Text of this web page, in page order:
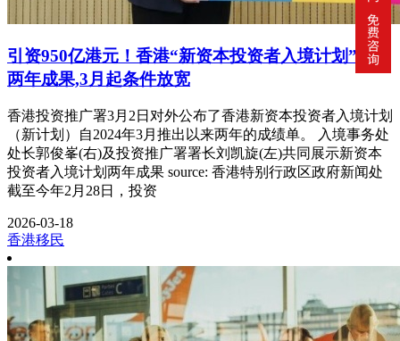
引资950亿港元！香港“新资本投资者入境计划”官宣
两年成果,3月起条件放宽
香港投资推广署3月2日对外公布了香港新资本投资者入境计划
（新计划）自2024年3月推出以来两年的成绩单。 入境事务处
处长郭俊峯(右)及投资推广署署长刘凯旋(左)共同展示新资本
投资者入境计划两年成果 source: 香港特别行政区政府新闻处
截至今年2月28日，投资
2026-03-18
香港移民